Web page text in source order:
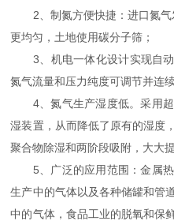
2、制氮方便快捷：进口氮气
更均匀，土地使用碳分子筛；
3、机电一体化设计实现自动
氮气流量和压力纯度可调节并连
4、氮气生产湿度低。采用超
湿装置，从而降低了原有的湿度
聚合物除湿和两阶段吸附，大大
5、广泛的应用范围：金属热
生产中的气体以及各种储罐和管
中的气体，食品工业的脱氧和保